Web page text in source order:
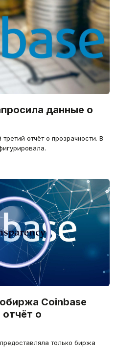
данные о
отчёт о прозрачности. В
Coinbase
о
только биржа